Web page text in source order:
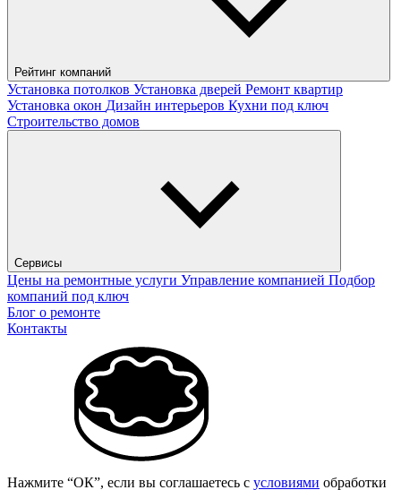
Рейтинг компаний
Установка потолков Установка дверей Ремонт квартир
Установка окон Дизайн интерьеров Кухни под ключ
Строительство домов
Сервисы
Цены на ремонтные услуги Управление компанией Подбор
компаний под ключ
Блог о ремонте
Контакты
Нажмите “ОК”, если вы соглашаетесь с условиями обработки